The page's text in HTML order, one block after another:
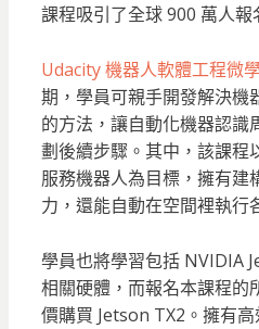
課程吸引了全球 900 萬人報
Udacity 機器人軟體工程微
期，學員可親手開發解決機
的方法，讓自動化機器認識
劃後續步驟。其中，該課程
服務機器人為目標，擁有建
力，還能自動在空間裡執行
學員也將學習包括 NVIDIA
相關硬體，而報名本課程的
價購買 Jetson TX2。擁有